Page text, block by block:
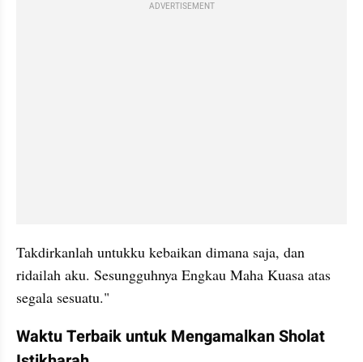
ADVERTISEMENT
Takdirkanlah untukku kebaikan dimana saja, dan
ridailah aku. Sesungguhnya Engkau Maha Kuasa atas
segala sesuatu."
Waktu Terbaik untuk Mengamalkan Sholat